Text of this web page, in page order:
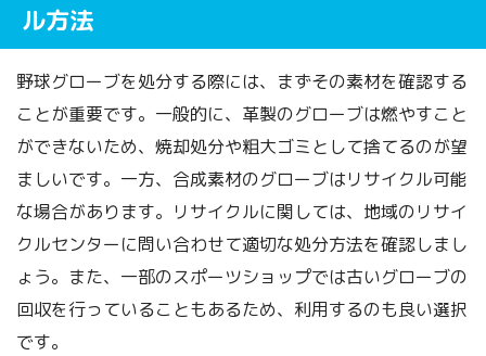
ル方法
野球グローブを処分する際には、まずその素材を確認する
ことが重要です。一般的に、革製のグローブは燃やすこと
ができないため、焼却処分や粗大ゴミとして捨てるのが望
ましいです。一方、合成素材のグローブはリサイクル可能
な場合があります。リサイクルに関しては、地域のリサイ
クルセンターに問い合わせて適切な処分方法を確認しまし
ょう。また、一部のスポーツショップでは古いグローブの
回収を行っていることもあるため、利用するのも良い選択
です。